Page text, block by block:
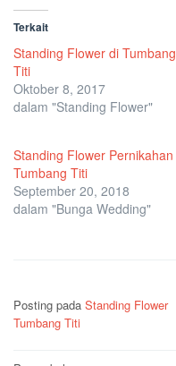
Terkait
Standing Flower di Tumbang
Titi
Oktober 8, 2017
dalam "Standing Flower"
Standing Flower Pernikahan
Tumbang Titi
September 20, 2018
dalam "Bunga Wedding"
Posting pada Standing Flower
Tumbang Titi